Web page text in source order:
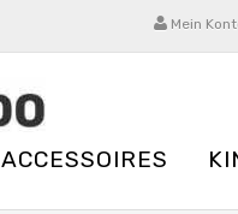
Mein
ACCESSOIRES